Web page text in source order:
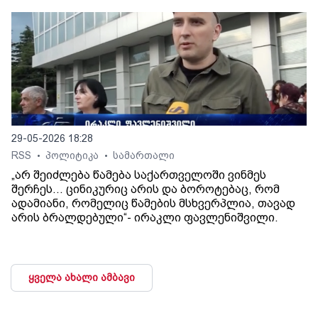
29-05-2026 18:28
RSS
• პოლიტიკა • სამართალი
„არ შეიძლება წამება საქართველოში ვინმეს
შერჩეს… ცინიკურიც არის და ბოროტებაც, რომ
ადამიანი, რომელიც წამების მსხვერპლია, თავად
არის ბრალდებული“- ირაკლი ფავლენიშვილი.
ყველა ახალი ამბავი